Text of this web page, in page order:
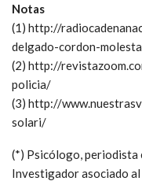
Notas
(1) http://
delgado-cordon-
(2) http://
policia/
(3) http://
solari/
(*) Psicólogo,
Investigador asociado